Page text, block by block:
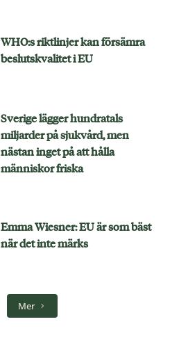
WHO:s riktlinjer kan försämra
beslutskvalitet i EU
Sverige lägger hundratals
miljarder på sjukvård, men
nästan inget på att hålla
människor friska
Emma Wiesner: EU är som bäst
när det inte märks
Mer